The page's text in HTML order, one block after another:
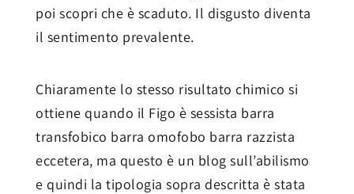
poi scopri che è scaduto. Il disgusto diventa
il sentimento prevalente.
Chiaramente lo stesso risultato chimico si
ottiene quando il Figo è sessista barra
transfobico barra omofobo barra razzista
eccetera, ma questo è un blog sull’abilismo
e quindi la tipologia sopra descritta è stata